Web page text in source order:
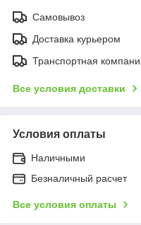
Самовывоз
Доставка курьером
Транспортная
Все условия доставки
Условия оплаты
Наличными
Безналичный расчет
Все условия оплаты